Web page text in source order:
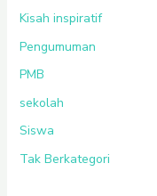
Kisah inspiratif
Pengumuman
PMB
sekolah
Siswa
Tak Berkategori